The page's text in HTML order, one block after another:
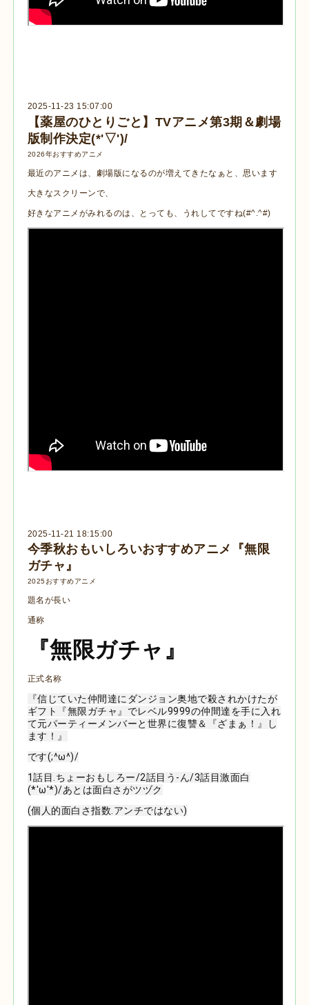
2025-11-23 15:07:00
【薬屋のひとりごと】TVアニメ第3期＆劇場
版制作決定(*'▽')/
2026年おすすめアニメ
最近のアニメは、劇場版になるのが増えてきたなぁと、思います
大きなスクリーンで、
好きなアニメがみれるのは、とっても、うれしてですね(#^.^#)
2025-11-21 18:15:00
今季秋おもいしろいおすすめアニメ『無限
ガチャ』
2025おすすめアニメ
題名が長い
通称
『無限ガチャ』
正式名称
『信じていた仲間達にダンジョン奥地で殺されかけたが
ギフト『無限ガチャ』でレベル9999の仲間達を手に入れ
て元パーティーメンバーと世界に復讐＆『ざまぁ！』し
ます！』
です(;^ω^)/
1話目.ちょーおもしろー/2話目う-ん/3話目激面白
(*'ω'*)/あとは面白さがツヅク
(個人的面白さ指数.アンチではない)